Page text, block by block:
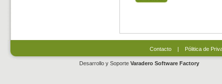
Contacto| Pólitica de
Desarrollo y Soporte Varadero Software Factory